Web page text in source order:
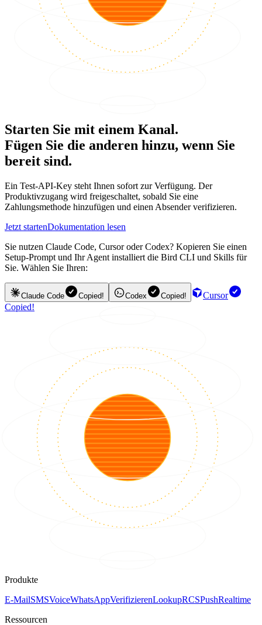
Starten Sie mit einem Kanal.
Fügen Sie die anderen hinzu, wenn Sie
bereit sind.
Ein Test-API-Key steht Ihnen sofort zur Verfügung. Der
Produktivzugang wird freigeschaltet, sobald Sie eine
Zahlungsmethode hinzufügen und einen Absender verifizieren.
Jetzt startenDokumentation lesen
Sie nutzen Claude Code, Cursor oder Codex? Kopieren Sie einen
Setup-Prompt und Ihr Agent installiert die Bird CLI und Skills für
Sie. Wählen Sie Ihren:
Claude Code Copied! Codex Copied!
Cursor
Copied!
Produkte
E-MailSMSVoiceWhatsAppVerifizierenLookupRCSPushRealtime
Ressourcen